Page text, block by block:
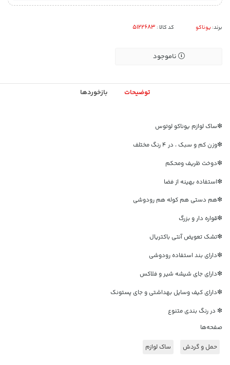
برند:یوناکو کد کالا :
ناموجود
توضیحات بازخوردها
❇ساک لوازم یوناکو لوتوس
❇وزن کم و سبک ، در ۴ رنگ مختلف
❇دوخت ظریف ومحکم
❇استفاده بهینه از فضا
❇هم دستی هم کوله هم رودوشی
❇قواره دار و بزرگ
❇تشک تعویض آنتی باکتریال
❇دارای بند استفاده رودوشی
❇دارای جای شیشه شیر و فلاکس
❇دارای کیف وسایل بهداشتی و جای پستونک
❇ در رنگ بندی متنوع
صفحه‌ها
حمل و گردش ساک لوازم